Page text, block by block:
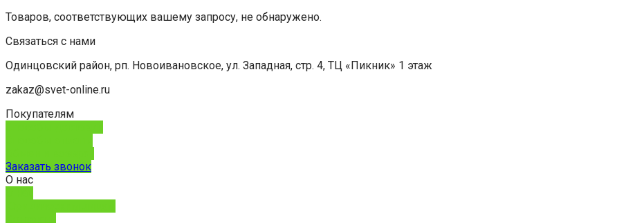
Товаров, соответствующих вашему запросу, не обнаружено.
Связаться с нами
Одинцовский район, рп. Новоивановское, ул. Западная, стр. 4, ТЦ «Пикник» 1 этаж
zakaz@svet-online.ru
Покупателям
Заказать звонок
О нас